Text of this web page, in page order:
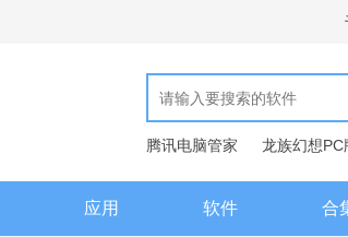
腾讯电脑管家 龙族幻想PC
现代汉语词典下载
百度输
应用 软件 合